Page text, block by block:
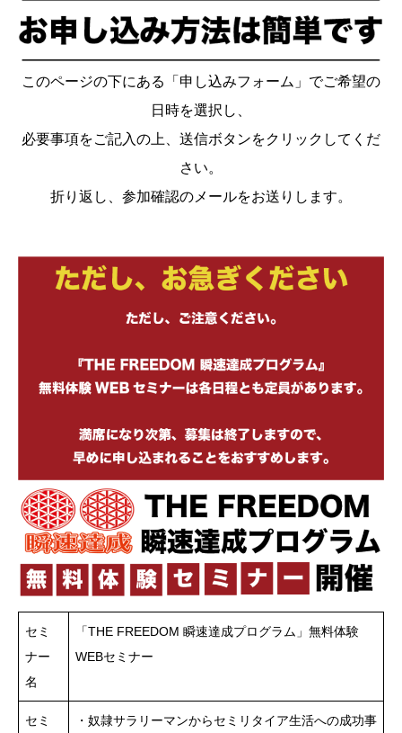
このページの下にある「申し込みフォーム」でご希望の
日時を選択し、
必要事項をご記入の上、送信ボタンをクリックしてくだ
さい。
折り返し、参加確認のメールをお送りします。
セミ
ナー
名
「THE FREEDOM 瞬速達成プログラム」無料体験
WEBセミナー
セミ
・奴隷サラリーマンからセミリタイア生活への成功事